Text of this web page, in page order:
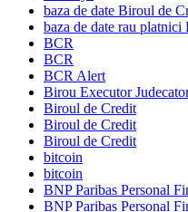
baza de date Biroul de
baza de date rau
BCR
BCR
BCR Alert
Birou Executor
Biroul de Credit
Biroul de Credit
Biroul de Credit
bitcoin
bitcoin
BNP Paribas Personal
BNP Paribas Personal